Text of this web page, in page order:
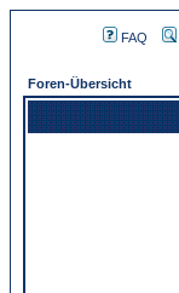
FAQ
Foren-Übersicht